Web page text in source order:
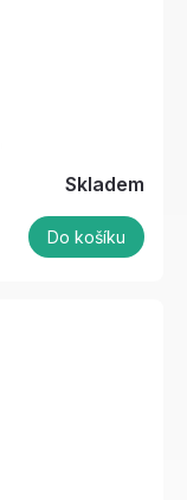
Skladem
Do košíku